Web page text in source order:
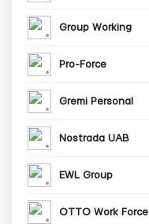
Group Working
Pro-Force
Gremi Personal
Nostrada UAB
EWL Group
OTTO Work Force